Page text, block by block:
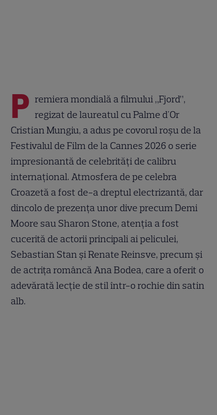
P remiera mondială a filmului „Fjord”,
regizat de laureatul cu Palme d'Or
Cristian Mungiu, a adus pe covorul roșu de la
Festivalul de Film de la Cannes 2026 o serie
impresionantă de celebrități de calibru
internațional. Atmosfera de pe celebra
Croazetă a fost de-a dreptul electrizantă, dar
dincolo de prezența unor dive precum Demi
Moore sau Sharon Stone, atenția a fost
cucerită de actorii principali ai peliculei,
Sebastian Stan și Renate Reinsve, precum și
de actrița româncă Ana Bodea, care a oferit o
adevărată lecție de stil într-o rochie din satin
alb.